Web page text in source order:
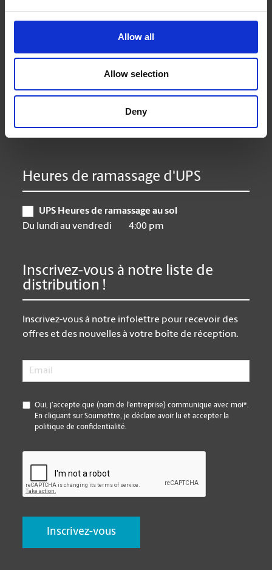
Allow all
Allow selection
Deny
9:00 am - 6:30 pm
Mardi
9:00 am - 6:30 pm
9:00 am - 6:30 pm
10:00 am - 3:00 pm
Heures de ramassage d'UPS
UPS Heures de ramassage au sol
Du lundi au vendredi
4:00 pm
Inscrivez-vous à notre liste de
distribution !
Inscrivez-vous à notre infolettre pour recevoir des
offres et des nouvelles à votre boîte de réception.
Email
*
Oui, j’accepte que (nom de l’entreprise) communique avec moi*.
En cliquant sur Soumettre, je déclare avoir lu et accepter la
politique de confidentialité.